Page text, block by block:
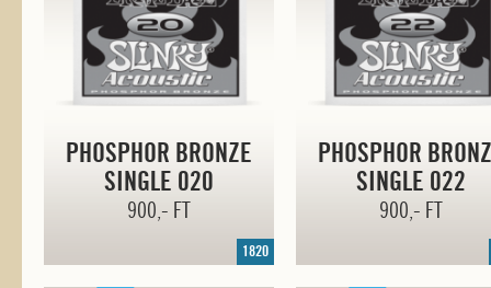
PHOSPHOR BRONZE
SINGLE 020
900,- FT
1820
PHOSPHOR
SINGLE 022
900,- FT